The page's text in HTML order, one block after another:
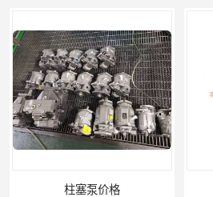
液压泵报价